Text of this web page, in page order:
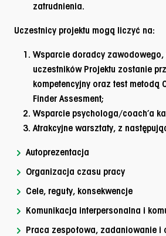
zatrudnienia.
Uczestnicy projektu mogą liczyć na:
Wsparcie doradcy
uczestników Projektu zostanie
kompetencyjny oraz test metodą
Finder Assesment;
Wsparcie psychologa/coach’a
Atrakcyjne warsztaty, z
Autoprezentacja
Organizacja czasu pracy
Cele, reguły, konsekwencje
Komunikacja interpersonalna i
Praca zespołowa, zadaniowanie